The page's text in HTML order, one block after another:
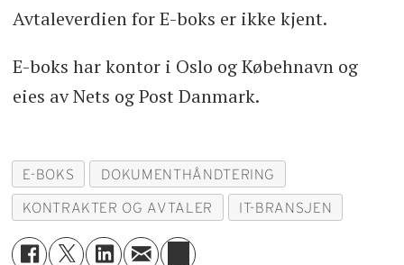
Avtaleverdien for E-boks er ikke kjent.
E-boks har kontor i Oslo og Købehnavn og
eies av Nets og Post Danmark.
E-BOKS DOKUMENTHÅNDTERING
KONTRAKTER OG AVTALER IT-BRANSJEN